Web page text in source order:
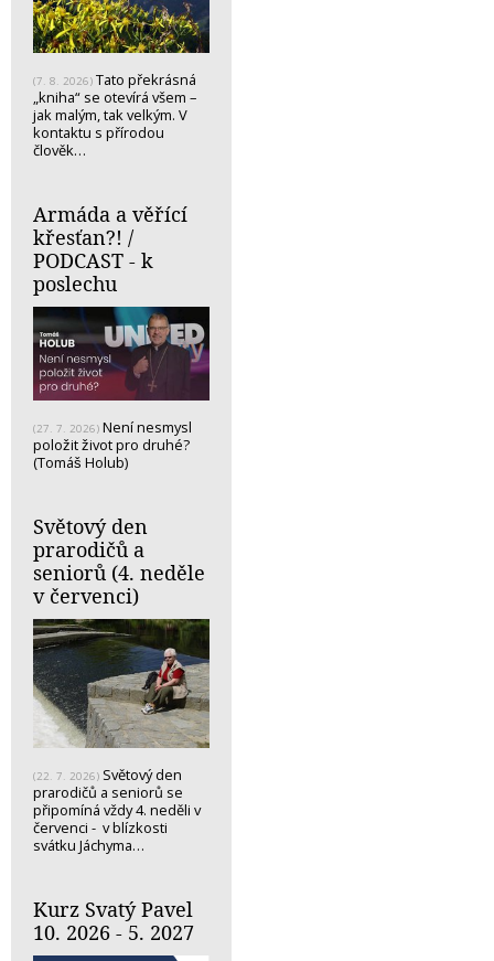
(7. 8. 2026) Tato překrásná
„kniha“ se otevírá všem –
jak malým, tak velkým. V
kontaktu s přírodou
člověk…
Armáda a věřící
křesťan?! /
PODCAST - k
poslechu
(27. 7. 2026) Není nesmysl
položit život pro druhé?
(Tomáš Holub)
Světový den
prarodičů a
seniorů (4. neděle
v červenci)
(22. 7. 2026) Světový den
prarodičů a seniorů se
připomíná vždy 4. neděli v
červenci - v blízkosti
svátku Jáchyma…
Kurz Svatý Pavel
10. 2026 - 5. 2027